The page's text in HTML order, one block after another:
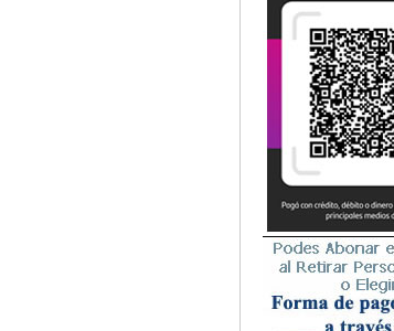
Infectología
Inmunología
Instrumentación Quirurgica
Medicina del Deporte /
Medicina Emergencias /
Medicina Forense / Legal
Medicina General
Medicina Interna
Microbiología
Nefrología
Neonatología / Pediatría
Neumología